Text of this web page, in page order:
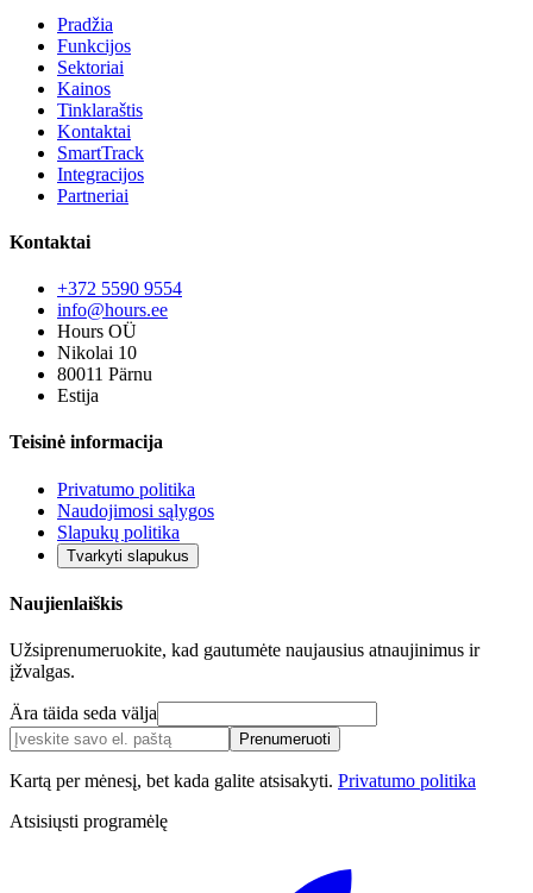
Pradžia
Funkcijos
Sektoriai
Kainos
Tinklaraštis
Kontaktai
SmartTrack
Integracijos
Partneriai
Kontaktai
+372 5590 9554
info@hours.ee
Hours OÜ
Nikolai 10
80011 Pärnu
Estija
Teisinė informacija
Privatumo politika
Naudojimosi sąlygos
Slapukų politika
Tvarkyti slapukus
Naujienlaiškis
Užsiprenumeruokite, kad gautumėte naujausius atnaujinimus ir
įžvalgas.
Ära täida seda välja
Prenumeruoti
Kartą per mėnesį, bet kada galite atsisakyti. Privatumo politika
Atsisiųsti programėlę